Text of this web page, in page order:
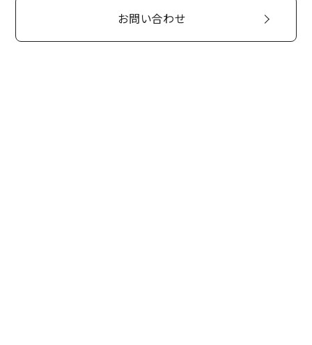
お問い合わせ